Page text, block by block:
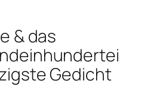
& das
Gedicht